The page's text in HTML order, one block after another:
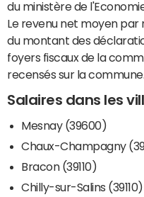
du ministère de
Le revenu net moyen
du montant des
foyers fiscaux de la
recensés sur la commune.
Salaires dans les
Mesnay (39600)
Chaux-Champagny
Bracon (39110)
Chilly-sur-Salins (39110)